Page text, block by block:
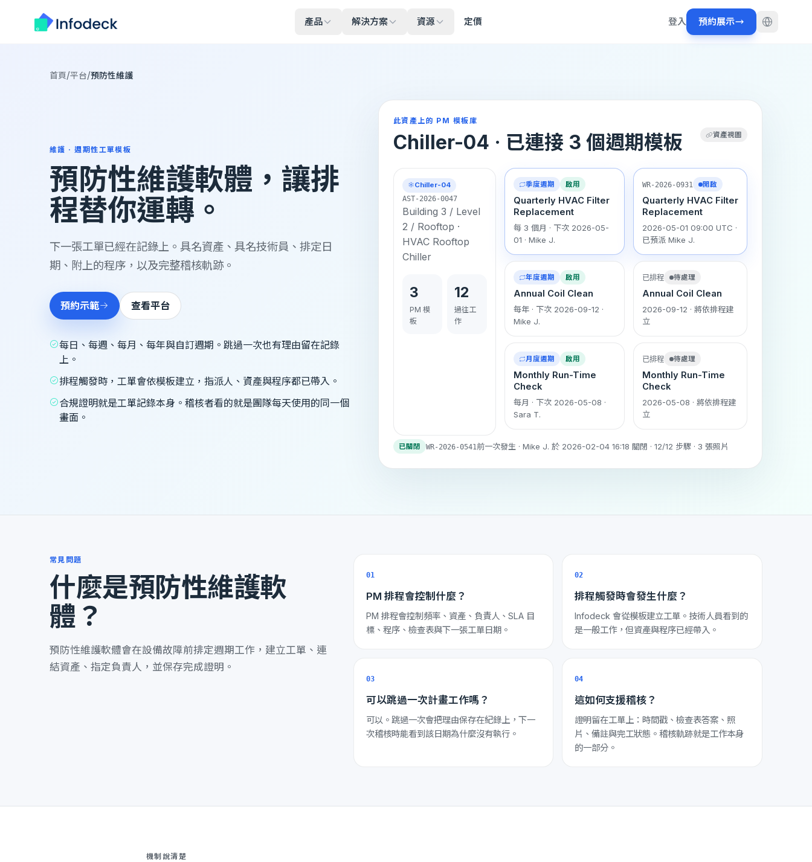
產品 解決方案 資源 定價 登入 預約展示
首頁/平台/預防性維護
維護 · 週期性工單模板
預防性維護軟體，讓排
程替你運轉。
下一張工單已經在記錄上。具名資產、具名技術員、排定日
期、附上的程序，以及完整稽核軌跡。
預約示範 查看平台
每日、每週、每月、每年與自訂週期。跳過一次也有理由留在記錄
上。
排程觸發時，工單會依模板建立，指派人、資產與程序都已帶入。
合規證明就是工單記錄本身。稽核者看的就是團隊每天使用的同一個
畫面。
此資產上的 PM 模板庫
Chiller-04 · 已連接 3 個週期模板 資產視圖
Chiller-04
AST-2026-0047
Building 3 / Level
2 / Rooftop ·
HVAC Rooftop
Chiller
3
PM 模
板
12
過往工
作
季度週期 啟用
Quarterly HVAC Filter
Replacement
每 3 個月 · 下次 2026-05-
01 · Mike J.
年度週期 啟用
Annual Coil Clean
每年 · 下次 2026-09-12 ·
Mike J.
月度週期 啟用
Monthly Run-Time
Check
每月 · 下次 2026-05-08 ·
Sara T.
WR-2026-0931 開啟
Quarterly HVAC Filter
Replacement
2026-05-01 09:00 UTC ·
已預派 Mike J.
已排程 待處理
Annual Coil Clean
2026-09-12 · 將依排程建
立
已排程 待處理
Monthly Run-Time
Check
2026-05-08 · 將依排程建
立
已關閉 WR-2026-0541 前一次發生 · Mike J. 於 2026-02-04 16:18 關閉 · 12/12 步驟 · 3 張照片
常見問題
什麼是預防性維護軟
體？
預防性維護軟體會在設備故障前排定週期工作，建立工單、連
結資產、指定負責人，並保存完成證明。
01
PM 排程會控制什麼？
PM 排程會控制頻率、資產、負責人、SLA 目
標、程序、檢查表與下一張工單日期。
02
排程觸發時會發生什麼？
Infodeck 會從模板建立工單。技術人員看到的
是一般工作，但資產與程序已經帶入。
03
可以跳過一次計畫工作嗎？
可以。跳過一次會把理由保存在紀錄上，下一
次稽核時能看到該日期為什麼沒有執行。
04
這如何支援稽核？
證明留在工單上：時間戳、檢查表答案、照
片、備註與完工狀態。稽核軌跡就是工作本身
的一部分。
機制說清楚